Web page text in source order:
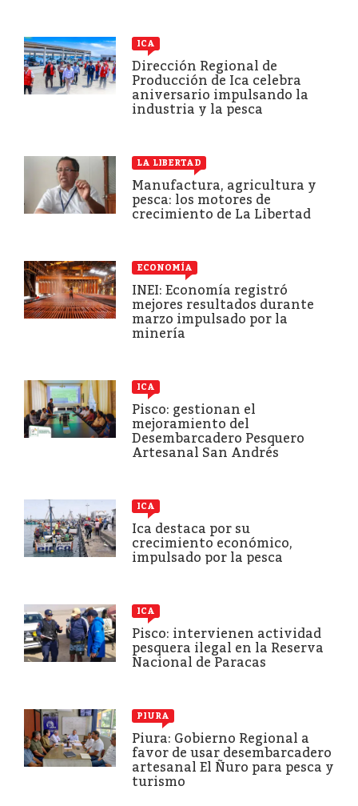
ICA
Dirección Regional de
Producción de Ica celebra
aniversario impulsando la
industria y la pesca
LA LIBERTAD
Manufactura, agricultura y
pesca: los motores de
crecimiento de La Libertad
ECONOMÍA
INEI: Economía registró
mejores resultados durante
marzo impulsado por la
minería
ICA
Pisco: gestionan el
mejoramiento del
Desembarcadero Pesquero
Artesanal San Andrés
ICA
Ica destaca por su
crecimiento económico,
impulsado por la pesca
ICA
Pisco: intervienen actividad
pesquera ilegal en la Reserva
Nacional de Paracas
PIURA
Piura: Gobierno Regional a
favor de usar desembarcadero
artesanal El Ñuro para pesca y
turismo